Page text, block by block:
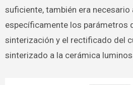
suficiente, también era necesario
específicamente los parámetros
sinterización y el rectificado del
sinterizado a la cerámica